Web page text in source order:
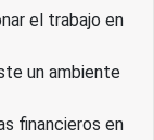
el trabajo en
un ambiente
financieros en